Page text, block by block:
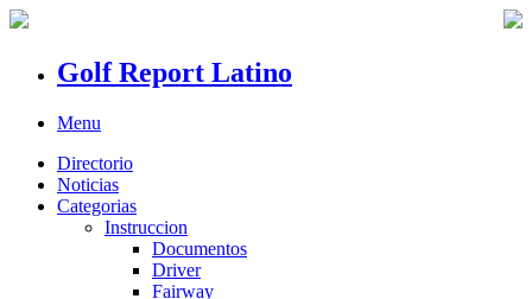
Golf Report Latino
Menu
Directorio
Noticias
Categorias
Instruccion
Documentos
Driver
Fairway